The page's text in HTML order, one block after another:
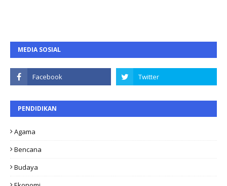
MEDIA SOSIAL
PENDIDIKAN
Agama
Bencana
Budaya